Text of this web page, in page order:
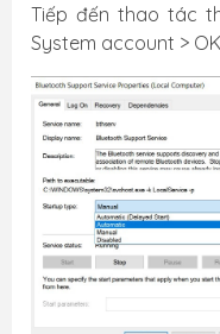
Tiếp đến thao tác
System account >